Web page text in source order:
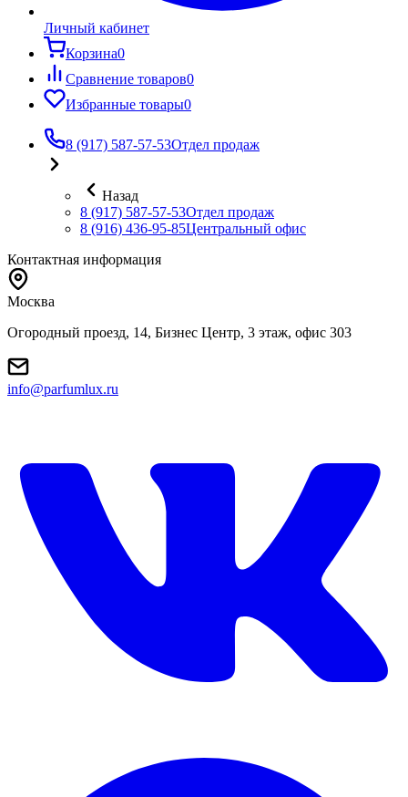
Личный кабинет
Корзина0
Сравнение товаров0
Избранные товары0
8 (917) 587-57-53Отдел продаж
Назад
8 (917) 587-57-53Отдел продаж
8 (916) 436-95-85Центральный офис
Контактная информация
Москва
Огородный проезд, 14, Бизнес Центр, 3 этаж, офис 303
info@parfumlux.ru